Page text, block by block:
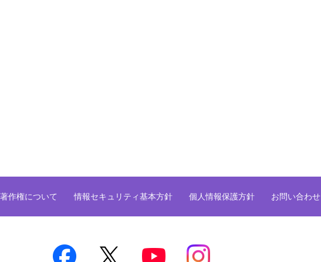
作権について 情報セキュリティ基本方針 個人情報保護方針 お問い合わせ